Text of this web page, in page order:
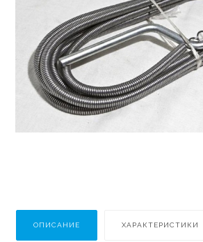
ОПИСАНИЕ ХАРАКТЕРИСТИКИ